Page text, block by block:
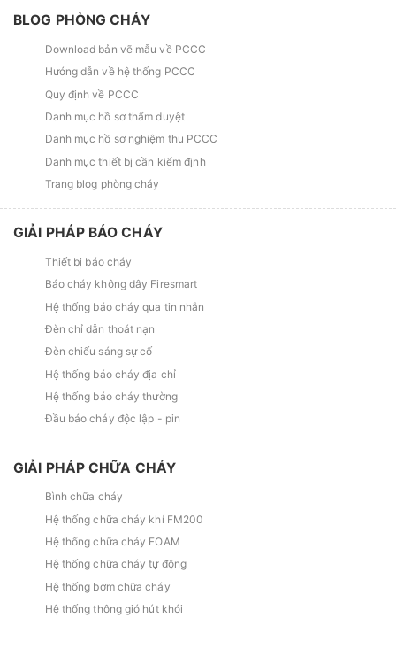
BLOG PHÒNG CHÁY
Download bản vẽ mẫu về PCCC
Hướng dẫn về hệ thống PCCC
Quy định về PCCC
Danh mục hồ sơ thẩm duyệt
Danh mục hồ sơ nghiệm thu PCCC
Danh mục thiết bị cần kiểm định
Trang blog phòng cháy
GIẢI PHÁP BÁO CHÁY
Thiết bị báo cháy
Báo cháy không dây Firesmart
Hệ thống báo cháy qua tin nhắn
Đèn chỉ dẫn thoát nạn
Đèn chiếu sáng sự cố
Hệ thống báo cháy địa chỉ
Hệ thống báo cháy thường
Đầu báo cháy độc lập - pin
GIẢI PHÁP CHỮA CHÁY
Bình chữa cháy
Hệ thống chữa cháy khí FM200
Hệ thống chữa cháy FOAM
Hệ thống chữa cháy tự động
Hệ thống bơm chữa cháy
Hệ thống thông gió hút khói